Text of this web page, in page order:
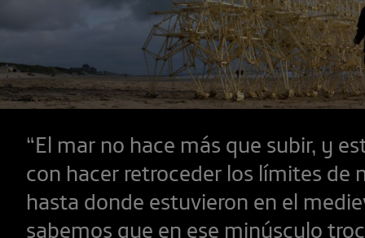
“El mar no hace más que subir, y
con hacer retroceder los límites de
hasta donde estuvieron en el
sabemos que en ese minúsculo